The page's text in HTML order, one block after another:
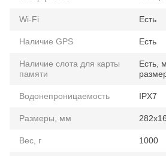
Wi-Fi Есть
Наличие GPS Есть
Наличие слота для карты
памяти
Есть,
Водонепроницаемость IPX7
Размеры, мм
Вес, г 1000